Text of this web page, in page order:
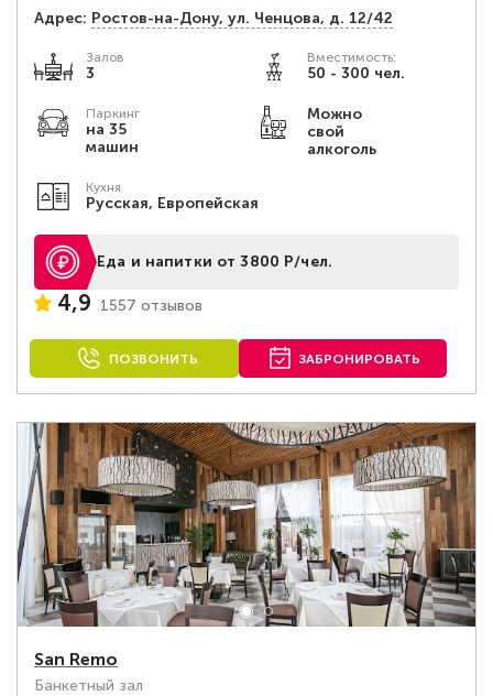
Адрес: Ростов-на-Дону, ул. Ченцова, д. 12/42
Залов
3
Вместимость:
50 - 300 чел.
Паркинг
на 35
машин
Можно
свой
алкоголь
Кухня
Русская, Европейская
Еда и напитки от 3800 Р/чел.
4,9 1557 отзывов
ПОЗВОНИТЬ ЗАБРОНИРОВАТЬ
San Remo
Банкетный зал